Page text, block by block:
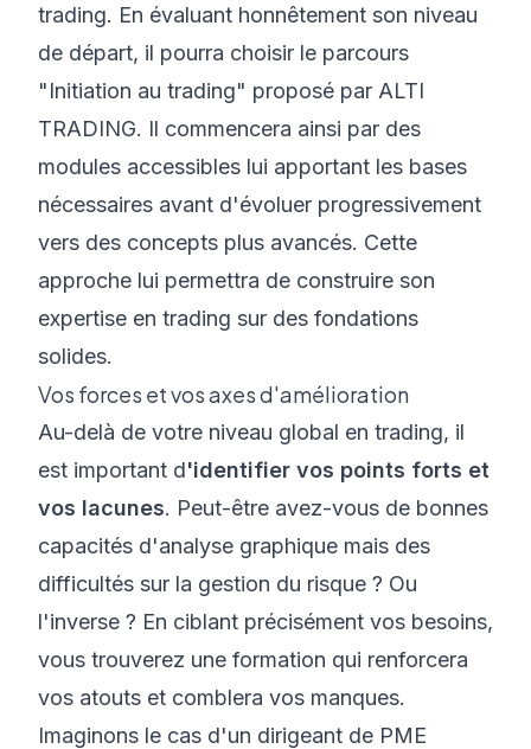
trading. En évaluant honnêtement son niveau
de départ, il pourra choisir le parcours
"Initiation au trading" proposé par ALTI
TRADING. Il commencera ainsi par des
modules accessibles lui apportant les bases
nécessaires avant d'évoluer progressivement
vers des concepts plus avancés. Cette
approche lui permettra de construire son
expertise en trading sur des fondations
solides.
Vos forces et vos axes d'amélioration
Au-delà de votre niveau global en trading, il
est important d'identifier vos points forts et
vos lacunes. Peut-être avez-vous de bonnes
capacités d'analyse graphique mais des
difficultés sur la gestion du risque ? Ou
l'inverse ? En ciblant précisément vos besoins,
vous trouverez une formation qui renforcera
vos atouts et comblera vos manques.
Imaginons le cas d'un dirigeant de PME